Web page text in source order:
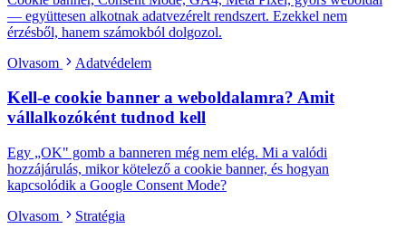
— együttesen alkotnak adatvezérelt rendszert. Ezekkel nem
érzésből, hanem számokból dolgozol.
Olvasom
Adatvédelem
Kell-e cookie banner a weboldalamra? Amit
vállalkozóként tudnod kell
Egy „OK" gomb a banneren még nem elég. Mi a valódi
hozzájárulás, mikor kötelező a cookie banner, és hogyan
kapcsolódik a Google Consent Mode?
Olvasom
Stratégia